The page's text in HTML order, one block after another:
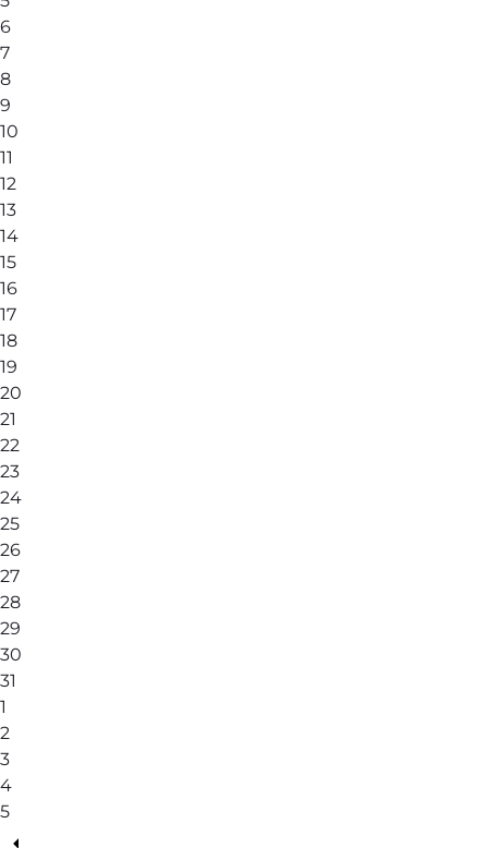
6
7
8
9
10
11
12
13
14
15
16
17
18
19
20
21
22
23
24
25
26
27
28
29
30
31
1
2
3
4
5